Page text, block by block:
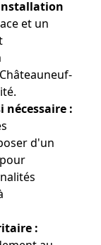
et un
nécessaire :
d'un
: